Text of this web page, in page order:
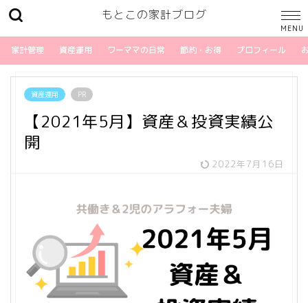
もとこの家計ブログ
家計管理 資産運用 ワーママの日常 節約・お得 プロフィール
資産運用 PR
【2021年5月】資産＆投資実績公
開
2022年7月16日